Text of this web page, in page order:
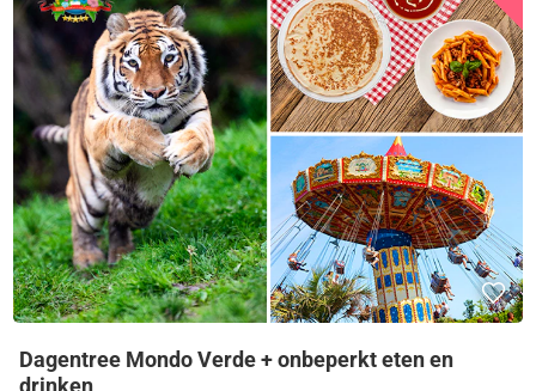
Dagentree Mondo Verde + onbeperkt eten en
drinken